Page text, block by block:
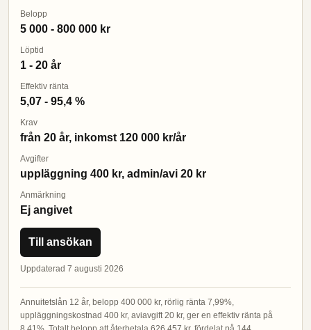
Belopp
5 000 - 800 000 kr
Löptid
1 - 20 år
Effektiv ränta
5,07 - 95,4 %
Krav
från 20 år, inkomst 120 000 kr/år
Avgifter
uppläggning 400 kr, admin/avi 20 kr
Anmärkning
Ej angivet
Till ansökan
Uppdaterad 7 augusti 2026
Annuitetslån 12 år, belopp 400 000 kr, rörlig ränta 7,99%,
uppläggningskostnad 400 kr, aviavgift 20 kr, ger en effektiv ränta på